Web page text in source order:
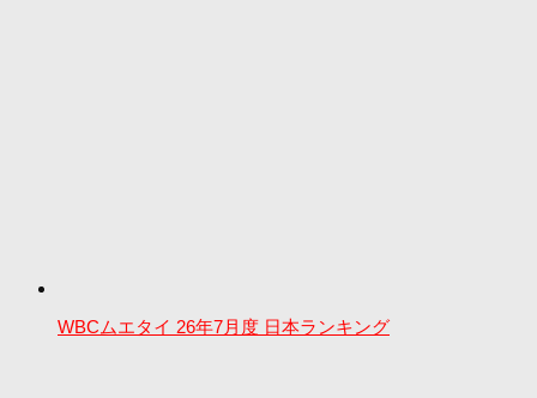
WBCムエタイ 26年7月度 日本ランキング